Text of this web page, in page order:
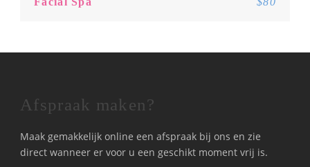
Afspraak maken?
Maak gemakkelijk online een afspraak bij ons en zie
direct wanneer er voor u een geschikt moment vrij is.